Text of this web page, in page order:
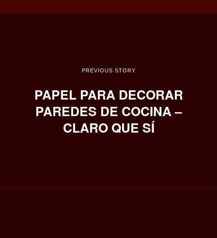
PREVIOUS STORY
PAPEL PARA DECORAR
PAREDES DE COCINA –
CLARO QUE SÍ